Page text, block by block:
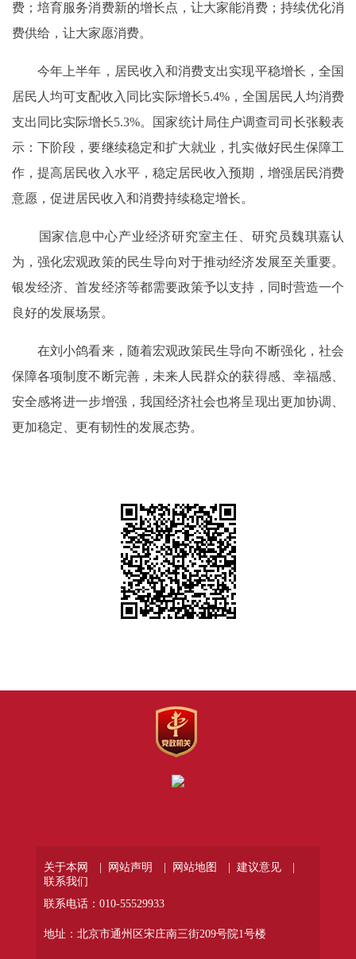
费；培育服务消费新的增长点，让大家能消费；持续优化消
费供给，让大家愿消费。
今年上半年，居民收入和消费支出实现平稳增长，全国
居民人均可支配收入同比实际增长5.4%，全国居民人均消费
支出同比实际增长5.3%。国家统计局住户调查司司长张毅表
示：下阶段，要继续稳定和扩大就业，扎实做好民生保障工
作，提高居民收入水平，稳定居民收入预期，增强居民消费
意愿，促进居民收入和消费持续稳定增长。
国家信息中心产业经济研究室主任、研究员魏琪嘉认
为，强化宏观政策的民生导向对于推动经济发展至关重要。
银发经济、首发经济等都需要政策予以支持，同时营造一个
良好的发展场景。
在刘小鸽看来，随着宏观政策民生导向不断强化，社会
保障各项制度不断完善，未来人民群众的获得感、幸福感、
安全感将进一步增强，我国经济社会也将呈现出更加协调、
更加稳定、更有韧性的发展态势。
关于本网 | 网站声明 | 网站地图 |
建议意见 |
联系我们
联系电话：010-55529933
地址：北京市通州区宋庄南三街209号院1号楼